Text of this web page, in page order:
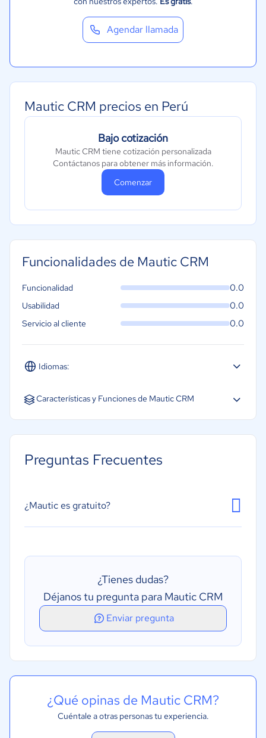
Agendar llamada
Mautic CRM precios en Perú
Bajo cotización
Mautic CRM tiene cotización personalizada
Contáctanos para obtener más información.
Comenzar
Funcionalidades de Mautic CRM
Idiomas:
Español Inglés Portugués
Funcionalidad 0.0
Usabilidad 0.0
Servicio al cliente 0.0
Características y Funciones de Mautic CRM
Pruebas A/B
Email Marketing
Recolección omnicanal de data
Base de datos
Tracking Multicanal
Preguntas Frecuentes
¿Mautic es gratuito?
¿Tienes dudas?
Déjanos tu pregunta para Mautic CRM
Enviar pregunta
¿Qué opinas de Mautic CRM?
Cuéntale a otras personas tu experiencia.